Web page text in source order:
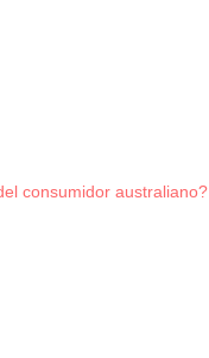
consumidor australiano?